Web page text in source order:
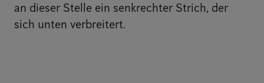
an dieser Stelle ein senkrechter Strich, der
sich unten verbreitert.